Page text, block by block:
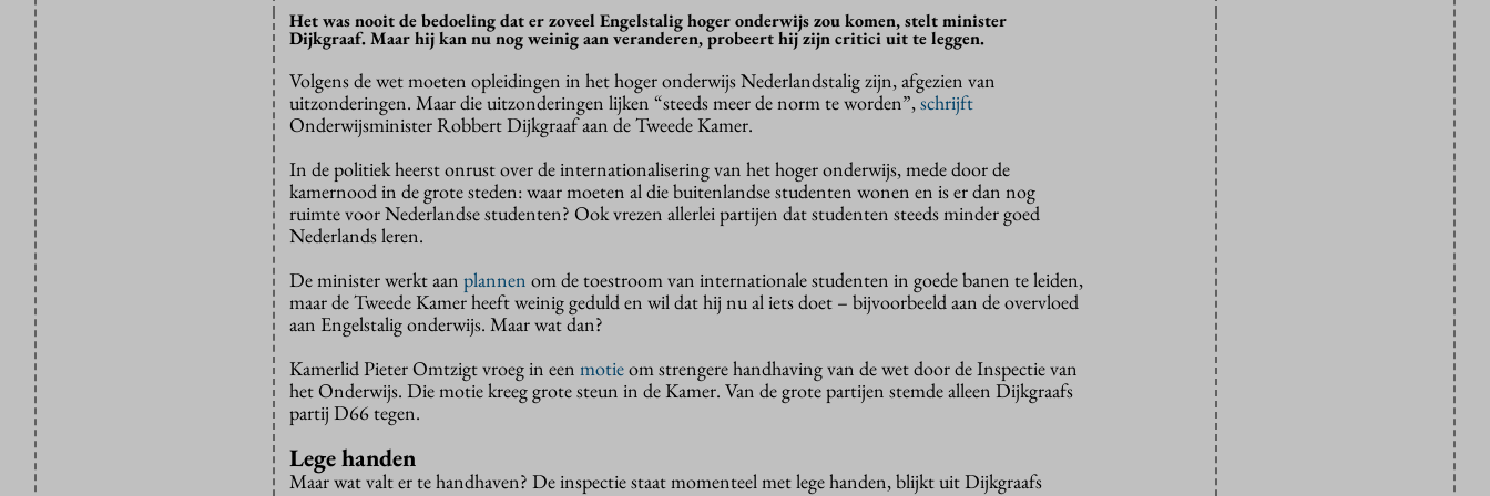
Het was nooit de bedoeling dat er zoveel Engelstalig hoger onderwijs zou komen, stelt minister
Dijkgraaf. Maar hij kan nu nog weinig aan veranderen, probeert hij zijn critici uit te leggen.
Volgens de wet moeten opleidingen in het hoger onderwijs Nederlandstalig zijn, afgezien van
uitzonderingen. Maar die uitzonderingen lijken “steeds meer de norm te worden”,schrijft
Onderwijsminister Robbert Dijkgraaf aan de Tweede Kamer.
In de politiek heerst onrust over de internationalisering van het hoger onderwijs, mede door de
kamernood in de grote steden: waar moeten al die buitenlandse studenten wonen en is er dan nog
ruimte voor Nederlandse studenten? Ook vrezen allerlei partijen dat studenten steeds minder goed
Nederlands leren.
De minister werkt aan plannen om de toestroom van internationale studenten in goede banen te leiden,
maar de Tweede Kamer heeft weinig geduld en wil dat hij nu al iets doet – bijvoorbeeld aan de overvloed
aan Engelstalig onderwijs. Maar wat dan?
Kamerlid Pieter Omtzigt vroeg in een motieom strengere handhaving van de wet door de Inspectie van
het Onderwijs. Die motie kreeg grote steun in de Kamer. Van de grote partijen stemde alleen Dijkgraafs
partij D66 tegen.
Lege handen
Maar wat valt er te handhaven? De inspectie staat momenteel met lege handen, blijkt uit Dijkgraafs